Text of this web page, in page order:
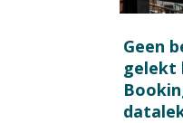
Geen
gelekt